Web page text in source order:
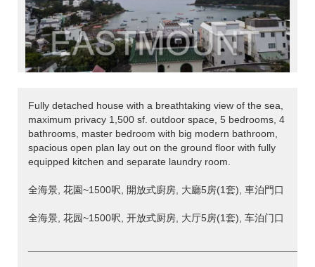
Fully detached house with a breathtaking view of the sea,
maximum privacy 1,500 sf. outdoor space, 5 bedrooms, 4
bathrooms, master bedroom with big modern bathroom,
spacious open plan lay out on the ground floor with fully
equipped kitchen and separate laundry room.
全海景, 花園~1500呎, 開放式廚房, 大廳5房(1套), 車泊門口
全海景, 花园~1500呎, 开放式厨房, 大厅5房(1套), 车泊门口